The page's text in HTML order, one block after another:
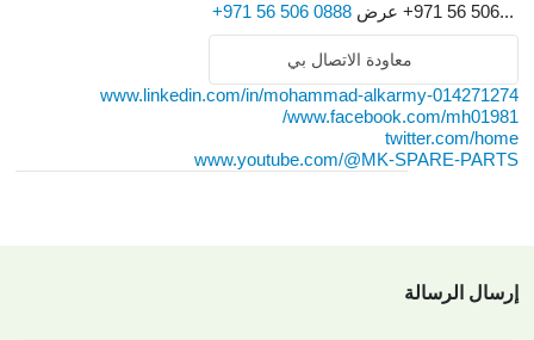
+971 56 506... عرض +971 56 506 0888
معاودة الاتصال بي
www.linkedin.com/in/mohammad-alkarmy-014271274
www.facebook.com/mh01981/
twitter.com/home
www.youtube.com/@MK-SPARE-PARTS
إرسال الرسالة